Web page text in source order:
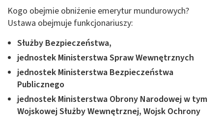
Kogo obejmie obniżenie emerytur mundurowych?
Ustawa obejmuje funkcjonariuszy:
Służby Bezpieczeństwa,
jednostek Ministerstwa Spraw Wewnętrznych
jednostek Ministerstwa Bezpieczeństwa
Publicznego
jednostek Ministerstwa Obrony Narodowej w tym
Wojskowej Służby Wewnętrznej, Wojsk Ochrony